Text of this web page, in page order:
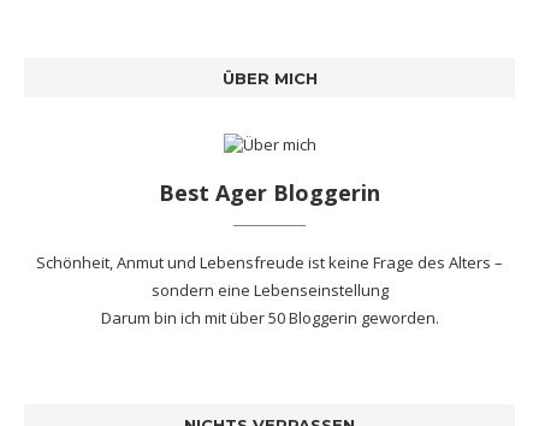
ÜBER MICH
Best Ager Bloggerin
Schönheit, Anmut und Lebensfreude ist keine Frage des Alters –
sondern eine Lebenseinstellung
Darum bin ich mitüber 50 Bloggerin geworden.